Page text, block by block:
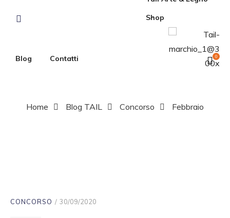
Shop
Blog Contatti 0
Home Blog TAIL Concorso Febbraio
CONCORSO 30/09/2020